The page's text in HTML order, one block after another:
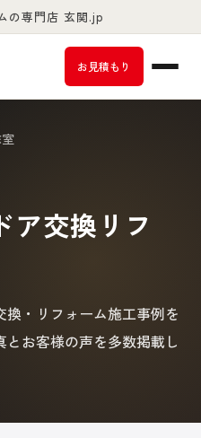
の専門店 玄関.jp
お見積もり
ア交換リフ
・リフォーム施工事例を
お客様の声を多数掲載し